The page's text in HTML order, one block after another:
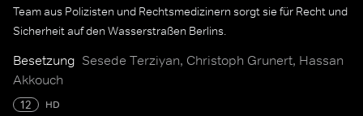
Team aus Polizisten und Rechtsmedizinern sorgt sie für Recht und
Sicherheit auf den Wasserstraßen Berlins.
Besetzung Sesede Terziyan, Christoph Grunert, Hassan
Akkouch
12 HD